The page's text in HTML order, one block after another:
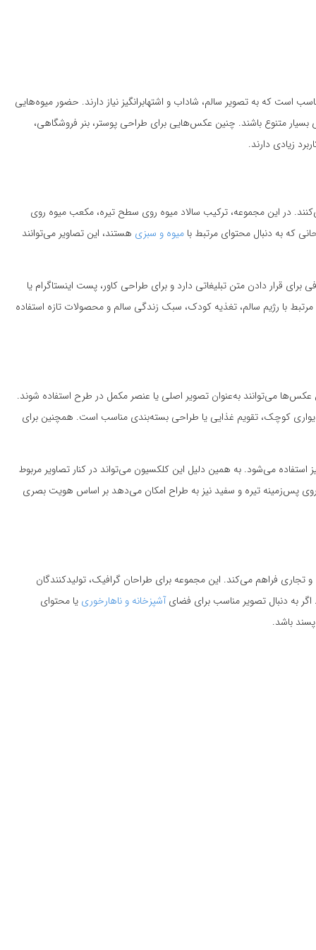
است که به تصویر سالم، شاداب و اشتهابرانگیز نیاز دارند. حضور میوه‌هایی
متنوع باشند. چنین عکس‌هایی برای طراحی پوستر، بنر فروشگاهی،
زیادی دارند.
در این مجموعه، ترکیب سالاد میوه روی سطح تیره، مکعب میوه روی
که به دنبال محتوای مرتبط با میوه و سبزی هستند، این تصاویر می‌توانند
قرار دادن متن تبلیغاتی دارد و برای طراحی کاور، پست اینستاگرام یا
با رژیم سالم، تغذیه کودک، سبک زندگی سالم و محصولات تازه استفاده
می‌توانند به‌عنوان تصویر اصلی یا عنصر مکمل در طرح استفاده شوند.
کوچک، تقویم غذایی یا طراحی بسته‌بندی مناسب است. همچنین برای
می‌شود. به همین دلیل این کلکسیون می‌تواند در کنار تصاویر مربوط
پس‌زمینه تیره و سفید نیز به طراح امکان می‌دهد بر اساس هویت بصری
تجاری فراهم می‌کند. این مجموعه برای طراحان گرافیک، تولیدکنندگان
اگر به دنبال تصویر مناسب برای فضایآشپزخانه و ناهارخوری یا محتوای
باشد.